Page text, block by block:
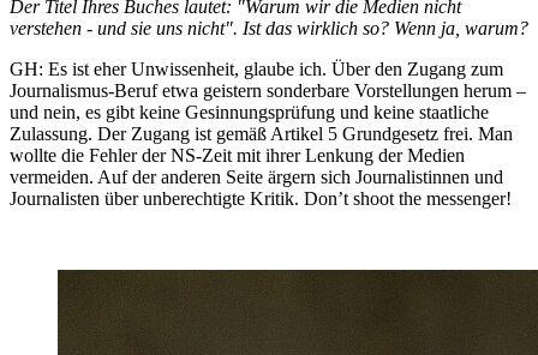
Der Titel Ihres Buches lautet: "Warum wir die Medien nicht
verstehen - und sie uns nicht". Ist das wirklich so? Wenn ja, warum?
GH: Es ist eher Unwissenheit, glaube ich. Über den Zugang zum
Journalismus-Beruf etwa geistern sonderbare Vorstellungen herum –
und nein, es gibt keine Gesinnungsprüfung und keine staatliche
Zulassung. Der Zugang ist gemäß Artikel 5 Grundgesetz frei. Man
wollte die Fehler der NS-Zeit mit ihrer Lenkung der Medien
vermeiden. Auf der anderen Seite ärgern sich Journalistinnen und
Journalisten über unberechtigte Kritik. Don’t shoot the messenger!